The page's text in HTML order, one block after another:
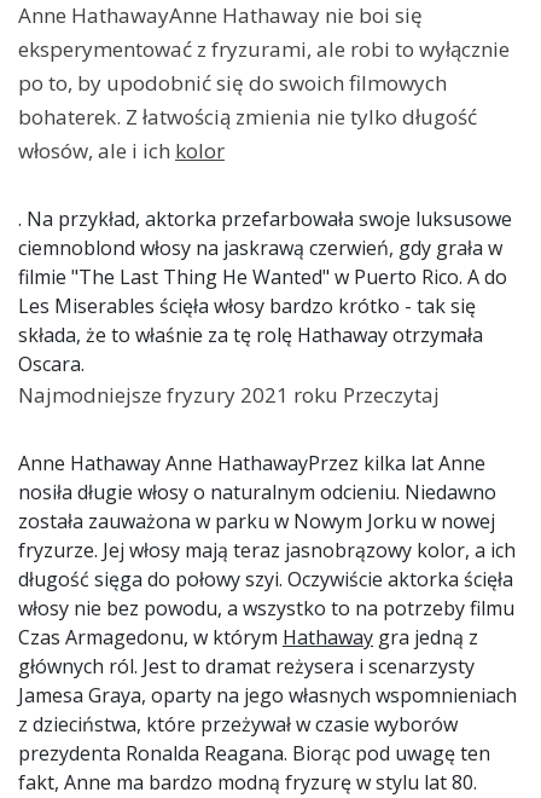
Anne HathawayAnne Hathaway nie boi się
eksperymentować z fryzurami, ale robi to wyłącznie
po to, by upodobnić się do swoich filmowych
bohaterek. Z łatwością zmienia nie tylko długość
włosów, ale i ich kolor
. Na przykład, aktorka przefarbowała swoje luksusowe
ciemnoblond włosy na jaskrawą czerwień, gdy grała w
filmie "The Last Thing He Wanted" w Puerto Rico. A do
Les Miserables ścięła włosy bardzo krótko - tak się
składa, że to właśnie za tę rolę Hathaway otrzymała
Oscara.
Najmodniejsze fryzury 2021 roku Przeczytaj
Anne Hathaway Anne HathawayPrzez kilka lat Anne
nosiła długie włosy o naturalnym odcieniu. Niedawno
została zauważona w parku w Nowym Jorku w nowej
fryzurze. Jej włosy mają teraz jasnobrązowy kolor, a ich
długość sięga do połowy szyi. Oczywiście aktorka ścięła
włosy nie bez powodu, a wszystko to na potrzeby filmu
Czas Armagedonu, w którym Hathaway gra jedną z
głównych ról. Jest to dramat reżysera i scenarzysty
Jamesa Graya, oparty na jego własnych wspomnieniach
z dzieciństwa, które przeżywał w czasie wyborów
prezydenta Ronalda Reagana. Biorąc pod uwagę ten
fakt, Anne ma bardzo modną fryzurę w stylu lat 80.